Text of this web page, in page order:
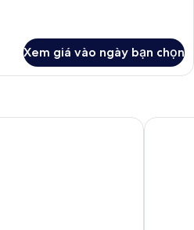
Xem giá vào ngày bạn chọn
Bay - 24HRS All inclusivePrima